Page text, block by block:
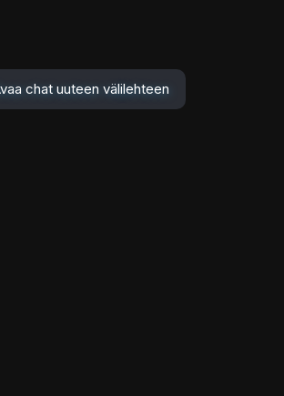
chat uuteen välilehteen